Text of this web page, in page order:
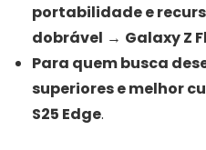
portabilidade e
dobrável → Galaxy Z
Para quem busca
superiores e melhor
S25 Edge.